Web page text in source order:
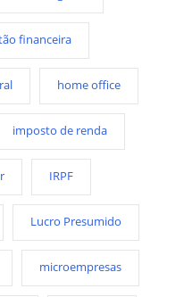
financeira
home office
imposto de renda
IRPF
Lucro Presumido
microempresas